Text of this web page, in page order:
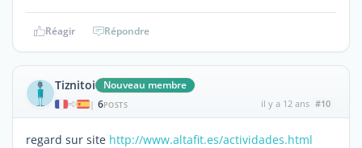
Réagir Répondre
Tiznitoi Nouveau membre
| 6POSTS il y a 12 ans #10
regard sur site http://www.altafit.es/actividades.html